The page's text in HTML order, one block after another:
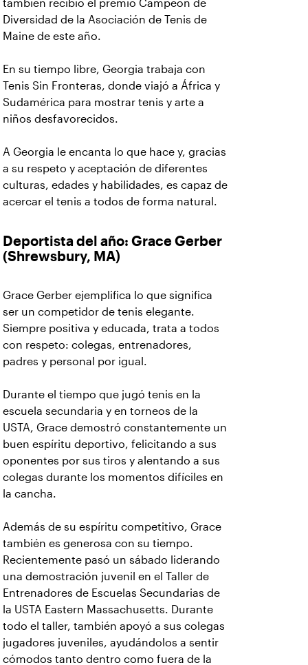
también recibió el premio Campeón de
Diversidad de la Asociación de Tenis de
Maine de este año.
En su tiempo libre, Georgia trabaja con
Tenis Sin Fronteras, donde viajó a África y
Sudamérica para mostrar tenis y arte a
niños desfavorecidos.
A Georgia le encanta lo que hace y, gracias
a su respeto y aceptación de diferentes
culturas, edades y habilidades, es capaz de
acercar el tenis a todos de forma natural.
Deportista del año: Grace Gerber
(Shrewsbury, MA)
Grace Gerber ejemplifica lo que significa
ser un competidor de tenis elegante.
Siempre positiva y educada, trata a todos
con respeto: colegas, entrenadores,
padres y personal por igual.
Durante el tiempo que jugó tenis en la
escuela secundaria y en torneos de la
USTA, Grace demostró constantemente un
buen espíritu deportivo, felicitando a sus
oponentes por sus tiros y alentando a sus
colegas durante los momentos difíciles en
la cancha.
Además de su espíritu competitivo, Grace
también es generosa con su tiempo.
Recientemente pasó un sábado liderando
una demostración juvenil en el Taller de
Entrenadores de Escuelas Secundarias de
la USTA Eastern Massachusetts. Durante
todo el taller, también apoyó a sus colegas
jugadores juveniles, ayudándolos a sentir
cómodos tanto dentro como fuera de la